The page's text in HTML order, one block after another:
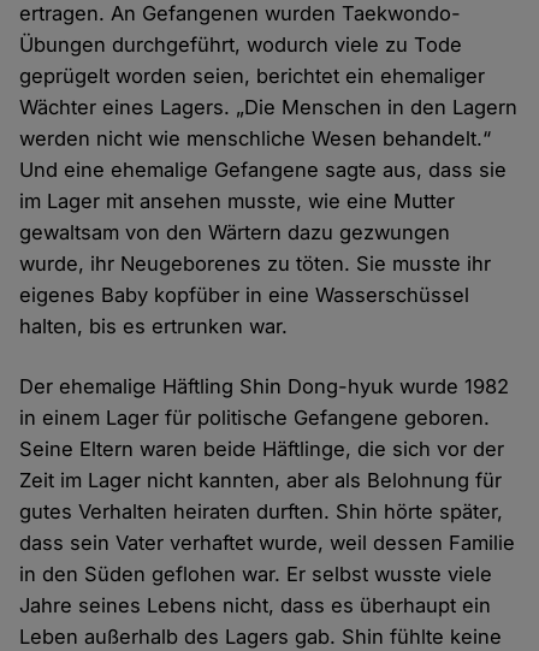
ertragen. An Gefangenen wurden Taekwondo-
Übungen durchgeführt, wodurch viele zu Tode
geprügelt worden seien, berichtet ein ehemaliger
Wächter eines Lagers. „Die Menschen in den Lagern
werden nicht wie menschliche Wesen behandelt.“
Und eine ehemalige Gefangene sagte aus, dass sie
im Lager mit ansehen musste, wie eine Mutter
gewaltsam von den Wärtern dazu gezwungen
wurde, ihr Neugeborenes zu töten. Sie musste ihr
eigenes Baby kopfüber in eine Wasserschüssel
halten, bis es ertrunken war.
Der ehemalige Häftling Shin Dong-hyuk wurde 1982
in einem Lager für politische Gefangene geboren.
Seine Eltern waren beide Häftlinge, die sich vor der
Zeit im Lager nicht kannten, aber als Belohnung für
gutes Verhalten heiraten durften. Shin hörte später,
dass sein Vater verhaftet wurde, weil dessen Familie
in den Süden geflohen war. Er selbst wusste viele
Jahre seines Lebens nicht, dass es überhaupt ein
Leben außerhalb des Lagers gab. Shin fühlte keine